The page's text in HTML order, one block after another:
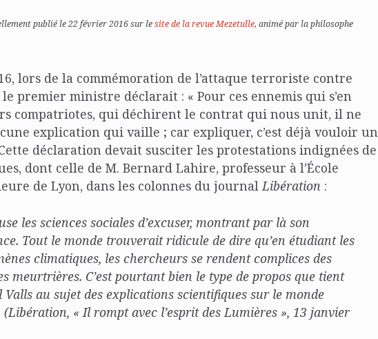
publié le 22 février 2016 sur lesite de la revue Mezetulle, animé par la philosophe
lors de la commémoration de l’attaque terroriste contre
le premier ministre déclarait : « Pour ces ennemis qui s’en
compatriotes, qui déchirent le contrat qui nous unit, il ne
explication qui vaille ; car expliquer, c’est déjà vouloir un
déclaration devait susciter les protestations indignées de
dont celle de M. Bernard Lahire, professeur à l’École
de Lyon, dans les colonnes du journalLibération :
les sciences sociales d’excuser, montrant par là son
Tout le monde trouverait ridicule de dire qu’en étudiant les
climatiques, les chercheurs se rendent complices des
meurtrières. C’est pourtant bien le type de propos que tient
Valls au sujet des explications scientifiques sur le monde
(Libération, « Il rompt avec l’esprit des Lumières », 13 janvier